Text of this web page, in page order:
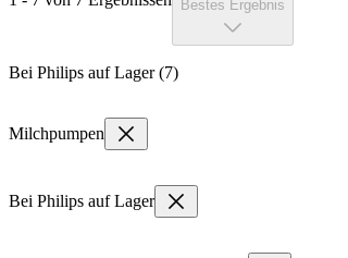
Bestes Ergebnis
Bei Philips auf Lager (7)
Milchpumpen
Bei Philips auf Lager